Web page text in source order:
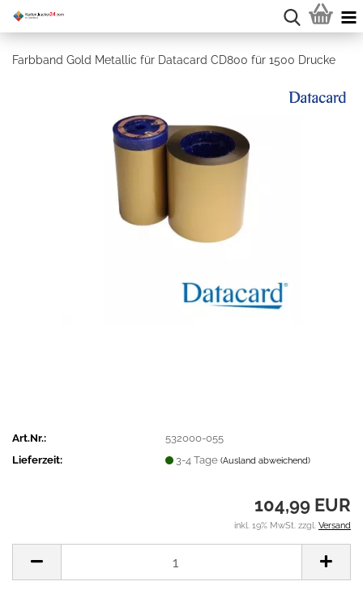
Farbband Gold Metallic für Datacard CD800 für 1500 Drucke
Art.Nr.:
532000-055
Lieferzeit:
3-4 Tage(Ausland abweichend)
104,99 EUR
inkl. 19% MwSt. zzgl. Versand